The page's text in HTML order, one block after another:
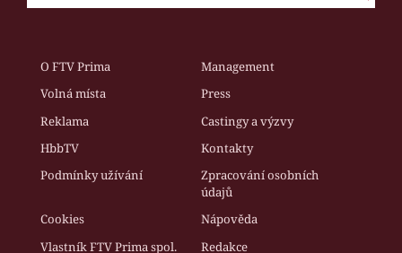
O FTV Prima
Management
Volná místa
Press
Reklama
Castingy a výzvy
HbbTV
Kontakty
Podmínky užívání
Zpracování osobních
údajů
Cookies
Nápověda
Vlastník FTV Prima spol.
Redakce